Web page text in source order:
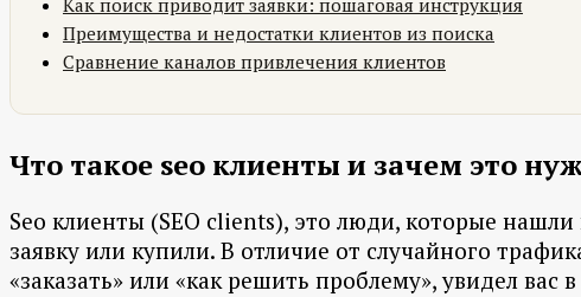
Как поиск приводит заявки: пошаговая инструкция
Преимущества и недостатки клиентов из поиска
Сравнение каналов привлечения клиентов
Что такое seo клиенты и зачем это
Seo клиенты (SEO clients), это люди, которые
заявку или купили. В отличие от случайного
«заказать» или «как решить проблему», увидел вас